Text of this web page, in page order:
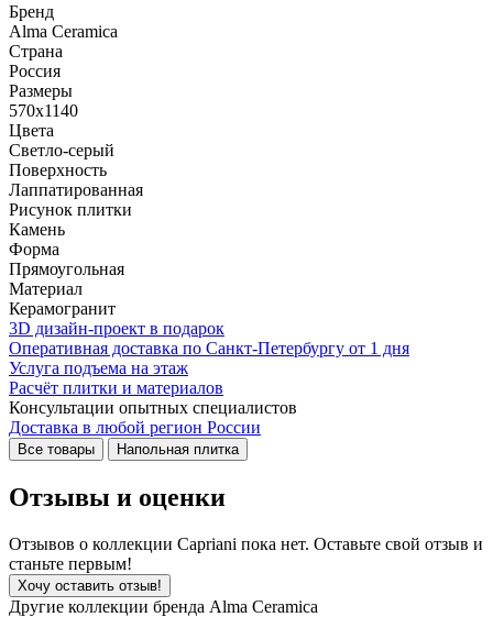
Бренд
Alma Ceramica
Страна
Россия
Размеры
570x1140
Цвета
Светло-серый
Поверхность
Лаппатированная
Рисунок плитки
Камень
Форма
Прямоугольная
Материал
Керамогранит
3D дизайн-проект в подарок
Оперативная доставка по Санкт-Петербургу от 1 дня
Услуга подъема на этаж
Расчёт плитки и материалов
Консультации опытных специалистов
Доставка в любой регион России
Все товары Напольная плитка
Отзывы и оценки
Отзывов о коллекции Capriani пока нет. Оставьте свой отзыв и
станьте первым!
Хочу оставить отзыв!
Другие коллекции бренда Alma Ceramica